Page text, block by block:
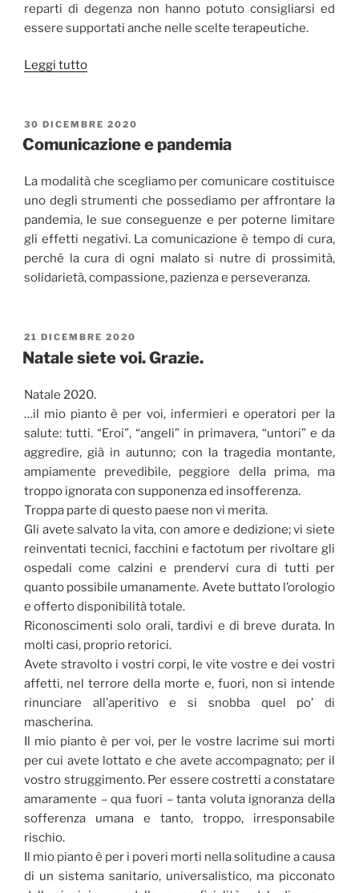
reparti di degenza non hanno potuto consigliarsi ed
essere supportati anche nelle scelte terapeutiche.
Leggi tutto“Solo
distanza”
PUBBLICATO
IL
30 DICEMBRE 2020
Comunicazione e pandemia
La modalità che scegliamo per comunicare costituisce
uno degli strumenti che possediamo per affrontare la
pandemia, le sue conseguenze e per poterne limitare
gli effetti negativi. La comunicazione è tempo di cura,
perché la cura di ogni malato si nutre di prossimità,
solidarietà, compassione, pazienza e perseveranza.
PUBBLICATO
IL
21 DICEMBRE 2020
Natale siete voi. Grazie.
Natale 2020.
…il mio pianto è per voi, infermieri e operatori per la
salute: tutti. “Eroi”, “angeli” in primavera, “untori” e da
aggredire, già in autunno; con la tragedia montante,
ampiamente prevedibile, peggiore della prima, ma
troppo ignorata con supponenza ed insofferenza.
Troppa parte di questo paese non vi merita.
Gli avete salvato la vita, con amore e dedizione; vi siete
reinventati tecnici, facchini e factotum per rivoltare gli
ospedali come calzini e prendervi cura di tutti per
quanto possibile umanamente. Avete buttato l’orologio
e offerto disponibilità totale.
Riconoscimenti solo orali, tardivi e di breve durata. In
molti casi, proprio retorici.
Avete stravolto i vostri corpi, le vite vostre e dei vostri
affetti, nel terrore della morte e, fuori, non si intende
rinunciare all’aperitivo e si snobba quel po’ di
mascherina.
Il mio pianto è per voi, per le vostre lacrime sui morti
per cui avete lottato e che avete accompagnato; per il
vostro struggimento. Per essere costretti a constatare
amaramente – qua fuori – tanta voluta ignoranza della
sofferenza umana e tanto, troppo, irresponsabile
rischio.
Il mio pianto è per i poveri morti nella solitudine a causa
di un sistema sanitario, universalistico, ma picconato